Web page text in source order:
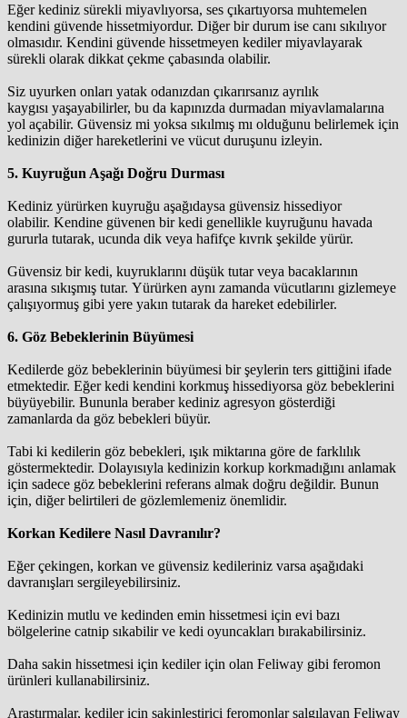
Eğer kediniz sürekli miyavlıyorsa, ses çıkartıyorsa muhtemelen
kendini güvende hissetmiyordur. Diğer bir durum ise canı sıkılıyor
olmasıdır. Kendini güvende hissetmeyen kediler miyavlayarak
sürekli olarak dikkat çekme çabasında olabilir.
Siz uyurken onları yatak odanızdan çıkarırsanız ayrılık
kaygısı yaşayabilirler, bu da kapınızda durmadan miyavlamalarına
yol açabilir. Güvensiz mi yoksa sıkılmış mı olduğunu belirlemek için
kedinizin diğer hareketlerini ve vücut duruşunu izleyin.
5. Kuyruğun Aşağı Doğru Durması
Kediniz yürürken kuyruğu aşağıdaysa güvensiz hissediyor
olabilir. Kendine güvenen bir kedi genellikle kuyruğunu havada
gururla tutarak, ucunda dik veya hafifçe kıvrık şekilde yürür.
Güvensiz bir kedi, kuyruklarını düşük tutar veya bacaklarının
arasına sıkışmış tutar. Yürürken aynı zamanda vücutlarını gizlemeye
çalışıyormuş gibi yere yakın tutarak da hareket edebilirler.
6. Göz Bebeklerinin Büyümesi
Kedilerde göz bebeklerinin büyümesi bir şeylerin ters gittiğini ifade
etmektedir. Eğer kedi kendini korkmuş hissediyorsa göz bebeklerini
büyüyebilir. Bununla beraber kediniz agresyon gösterdiği
zamanlarda da göz bebekleri büyür.
Tabi ki kedilerin göz bebekleri, ışık miktarına göre de farklılık
göstermektedir. Dolayısıyla kedinizin korkup korkmadığını anlamak
için sadece göz bebeklerini referans almak doğru değildir. Bunun
için, diğer belirtileri de gözlemlemeniz önemlidir.
Korkan Kedilere Nasıl Davranılır?
Eğer çekingen, korkan ve güvensiz kedileriniz varsa aşağıdaki
davranışları sergileyebilirsiniz.
Kedinizin mutlu ve kedinden emin hissetmesi için evi bazı
bölgelerine catnip sıkabilir ve kedi oyuncakları bırakabilirsiniz.
Daha sakin hissetmesi için kediler için olan Feliway gibi feromon
ürünleri kullanabilirsiniz.
Araştırmalar, kediler için sakinleştirici feromonlar salgılayan Feliway